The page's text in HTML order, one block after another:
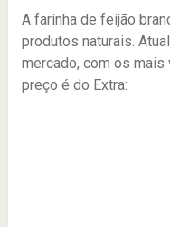
A farinha de feijão
produtos naturais.
mercado, com os
preço é do Extra: